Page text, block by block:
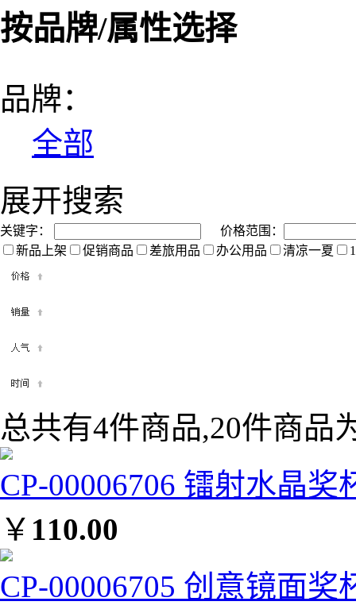
按品牌/属性选择
品牌：
全部
展开搜索
关键字：
价格范围：
新品上架
促销商品 差旅用品 办公用品 清凉一夏
总共有4件商品,20件商品
CP-00006706 镭射水晶奖
￥ 110.00
CP-00006705 创意镜面奖